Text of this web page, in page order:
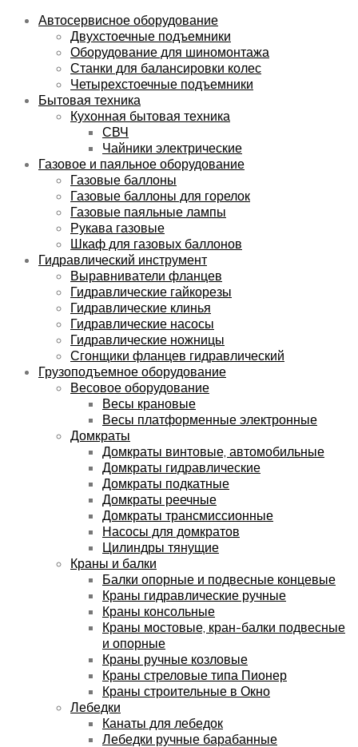
Автосервисное оборудование
Двухстоечные подъемники
Оборудование для шиномонтажа
Станки для балансировки колес
Четырехстоечные подъемники
Бытовая техника
Кухонная бытовая техника
СВЧ
Чайники электрические
Газовое и паяльное оборудование
Газовые баллоны
Газовые баллоны для горелок
Газовые паяльные лампы
Рукава газовые
Шкаф для газовых баллонов
Гидравлический инструмент
Выравниватели фланцев
Гидравлические гайкорезы
Гидравлические клинья
Гидравлические насосы
Гидравлические ножницы
Сгонщики фланцев гидравлический
Грузоподъемное оборудование
Весовое оборудование
Весы крановые
Весы платформенные электронные
Домкраты
Домкраты винтовые, автомобильные
Домкраты гидравлические
Домкраты подкатные
Домкраты реечные
Домкраты трансмиссионные
Насосы для домкратов
Цилиндры тянущие
Краны и балки
Балки опорные и подвесные концевые
Краны гидравлические ручные
Краны консольные
Краны мостовые, кран-балки подвесные
и опорные
Краны ручные козловые
Краны стреловые типа Пионер
Краны строительные в Окно
Лебедки
Канаты для лебедок
Лебедки ручные барабанные